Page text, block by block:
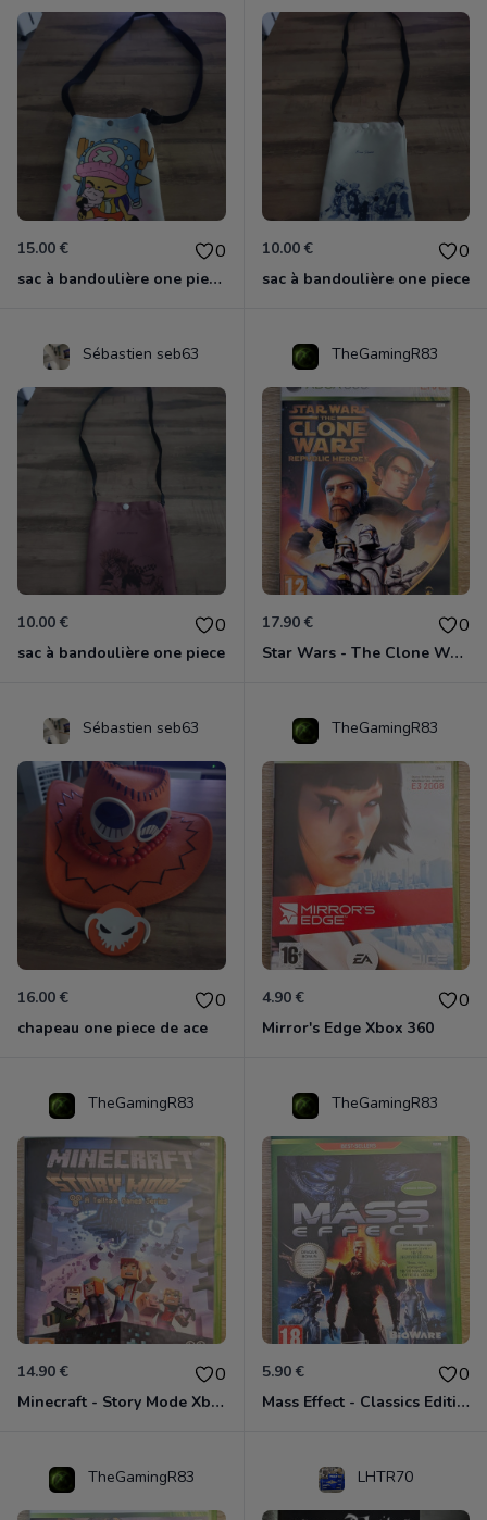
15.00 € 0
sac à bandoulière one piece chopper
10.00 € 0
sac à bandoulière one piece
Sébastien seb63
10.00 € 0
sac à bandoulière one piece
TheGamingR83
17.90 € 0
Star Wars - The Clone Wars - Les Héros De La République Xbox 360
Sébastien seb63
16.00 € 0
chapeau one piece de ace
TheGamingR83
4.90 € 0
Mirror's Edge Xbox 360
TheGamingR83
14.90 € 0
Minecraft - Story Mode Xbox 360
TheGamingR83
5.90 € 0
Mass Effect - Classics Edition Xbox 360
TheGamingR83 LHTR70